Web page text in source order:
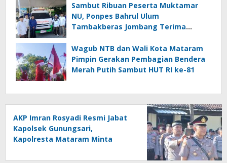
Sambut Ribuan Peserta Muktamar
NU, Ponpes Bahrul Ulum
Tambakberas Jombang Terima
Wagub NTB dan Wali Kota Mataram
Pimpin Gerakan Pembagian Bendera
Merah Putih Sambut HUT RI ke-81
AKP Imran Rosyadi Resmi Jabat
Kapolsek Gunungsari,
Kapolresta Mataram Minta